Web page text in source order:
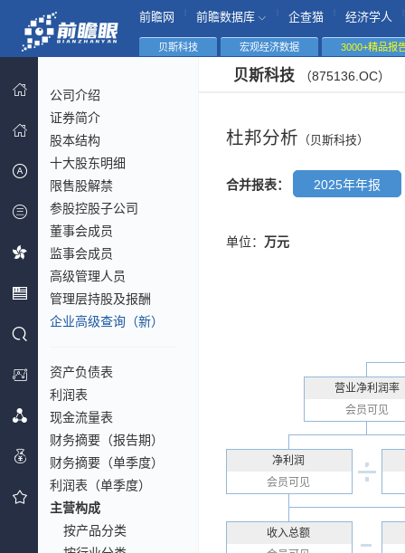
前瞻网 前瞻数据库 企查猫 经济学人
贝斯科技 宏观经济数据 3000+精品报
公司介绍
证券简介
股本结构
十大股东明细
限售股解禁
参股控股子公司
董事会成员
监事会成员
高级管理人员
管理层持股及报酬
企业高级查询（新）
资产负债表
利润表
现金流量表
财务摘要（报告期）
财务摘要（单季度）
利润表（单季度）
主营构成
按产品分类
贝斯科技 （875136.OC）
杜邦分析 （贝斯科技）
合并报表： 2025年年报
单位： 万元
营业净利润率
会员可见
净利润
会员可见
收入总额